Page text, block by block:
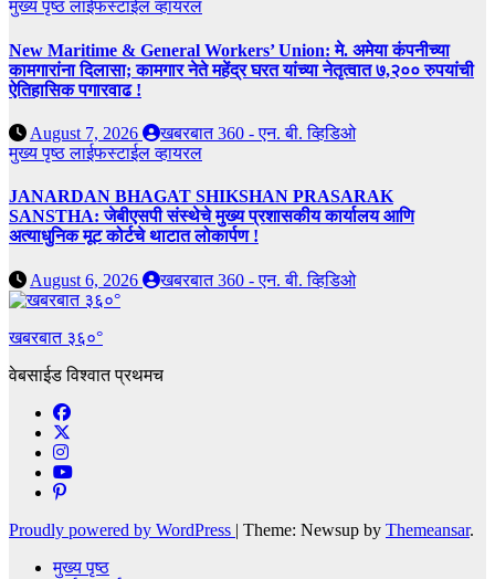
मुख्य पृष्ठलाईफस्टाईलव्हायरल
New Maritime & General Workers’ Union: मे. अमेया कंपनीच्या
कामगारांना दिलासा; कामगार नेते महेंद्र घरत यांच्या नेतृत्वात ७,२०० रुपयांची
ऐतिहासिक पगारवाढ !
August 7, 2026
खबरबात 360 - एन. बी. व्हिडिओ
मुख्य पृष्ठलाईफस्टाईलव्हायरल
JANARDAN BHAGAT SHIKSHAN PRASARAK
SANSTHA: जेबीएसपी संस्थेचे मुख्य प्रशासकीय कार्यालय आणि
अत्याधुनिक मूट कोर्टचे थाटात लोकार्पण !
August 6, 2026 खबरबात 360 - एन. बी. व्हिडिओ
खबरबात ३६०°
वेबसाईड विश्वात प्रथमच
Proudly powered by WordPress | Theme: Newsup by Themeansar.
मुख्य पृष्ठ